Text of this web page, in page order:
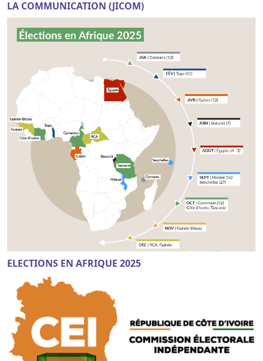
LA COMMUNICATION (JICOM)
ELECTIONS EN AFRIQUE 2025